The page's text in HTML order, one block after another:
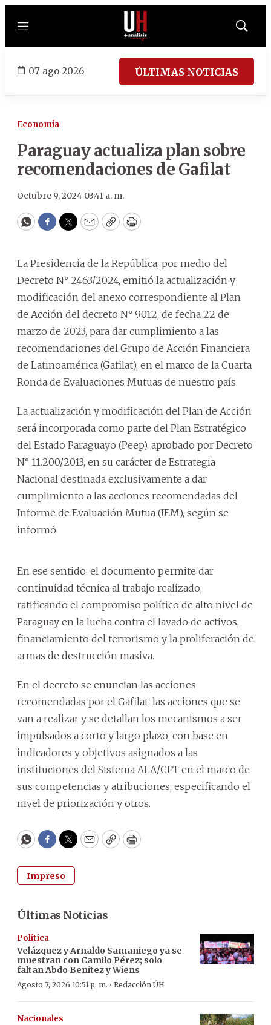
Menú
Mostrar
07 ago 2026 ÚLTIMAS NOTICIAS
Economía
Paraguay actualiza plan sobre
recomendaciones de Gafilat
Octubre 9, 2024 03:41 a. m.
WhatsApp
Facebook
Twitter
EmailCopyPrint
La Presidencia de la República, por medio del
Decreto N° 2463/2024, emitió la actualización y
modificación del anexo correspondiente al Plan
de Acción del decreto N° 9012, de fecha 22 de
marzo de 2023, para dar cumplimiento a las
recomendaciones del Grupo de Acción Financiera
de Latinoamérica (Gafilat), en el marco de la Cuarta
Ronda de Evaluaciones Mutuas de nuestro país.
La actualización y modificación del Plan de Acción
será incorporada como parte del Plan Estratégico
del Estado Paraguayo (Peep), aprobado por Decreto
N° 11.200/2013, en su carácter de Estrategia
Nacional destinada exclusivamente a dar
cumplimiento a las acciones recomendadas del
Informe de Evaluación Mutua (IEM), según se
informó.
En ese sentido, el documento permite dar
continuidad técnica al trabajo realizado,
ratificando el compromiso político de alto nivel de
Paraguay en la lucha contra el lavado de activos,
financiamiento del terrorismo y la proliferación de
armas de destrucción masiva.
En el decreto se enuncian las acciones
recomendadas por el Gafilat, las acciones que se
van a realizar y se detallan los mecanismos a ser
impulsados a corto y largo plazo, con base en
indicadores y objetivos asignados a las
instituciones del Sistema ALA/CFT en el marco de
sus competencias y atribuciones, especificando el
nivel de priorización y otros.
WhatsApp
Facebook
Twitter
EmailCopyPrint
Impreso
Últimas Noticias
Política
Velázquez y Arnaldo Samaniego ya se
muestran con Camilo Pérez; solo
faltan Abdo Benítez y Wiens
Agosto 7, 2026 10:51 p. m. · Redacción ÚH
Nacionales